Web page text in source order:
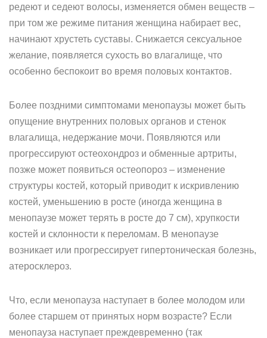
редеют и седеют волосы, изменяется обмен веществ –
при том же режиме питания женщина набирает вес,
начинают хрустеть суставы. Снижается сексуальное
желание, появляется сухость во влагалище, что
особенно беспокоит во время половых контактов.
Более поздними симптомами менопаузы может быть
опущение внутренних половых органов и стенок
влагалища, недержание мочи. Появляются или
прогрессируют остеохондроз и обменные артриты,
позже может появиться остеопороз – изменение
структуры костей, который приводит к искривлению
костей, уменьшению в росте (иногда женщина в
менопаузе может терять в росте до 7 см), хрупкости
костей и склонности к переломам. В менопаузе
возникает или прогрессирует гипертоническая болезнь,
атеросклероз.
Что, если менопауза наступает в более молодом или
более старшем от принятых норм возрасте? Если
менопауза наступает преждевременно (так